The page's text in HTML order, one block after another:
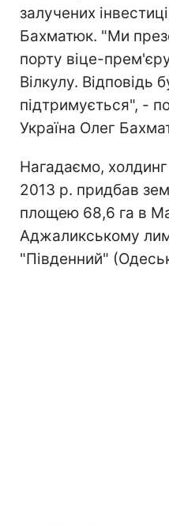
залучених
Бахматюк. "Ми
порту віце-
Вілкулу. Відповідь
підтримується", -
Україна Олег
Нагадаємо,
2013 р. придбав
площею 68,6 га в
Аджаликському
"Південний"